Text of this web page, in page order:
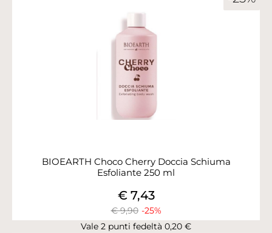
BIOEARTH Choco Cherry Doccia Schiuma
Esfoliante 250 ml
€ 9,90 -25%
€ 7,43
Vale 2 punti fedeltà 0,20 €